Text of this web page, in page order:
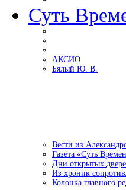
Суть
АКСИО
Бялый Ю. В.
Вести из
Газета «Суть
Дни открытых
Из хроник
Колонка главного